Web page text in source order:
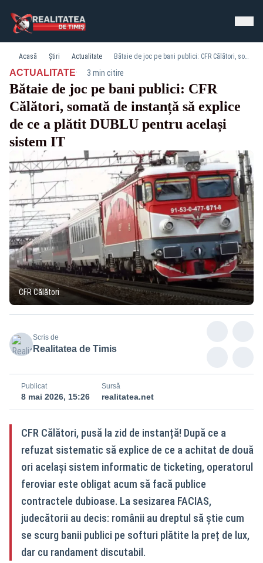
Acasă Știri Actualitate Bătaie de joc pe bani publici: CFR Călători, somată de instanță să explice de ce a plătit DUBLU pentru același sistem IT
ACTUALITATE· 3 min citire
Bătaie de joc pe bani publici: CFR
Călători, somată de instanță să explice
de ce a plătit DUBLU pentru același
sistem IT
CFR Călători
Scris de
Realitatea de Timis
Publicat
8 mai 2026, 15:26
Sursă
realitatea.net
CFR Călători, pusă la zid de instanță! După ce a
refuzat sistematic să explice de ce a achitat de două
ori același sistem informatic de ticketing, operatorul
feroviar este obligat acum să facă publice
contractele dubioase. La sesizarea FACIAS,
judecătorii au decis: românii au dreptul să știe cum
se scurg banii publici pe softuri plătite la preț de lux,
dar cu randament discutabil.